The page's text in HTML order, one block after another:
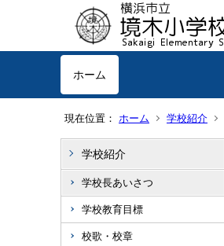
ホーム
現在位置： ホーム 学校紹介
学校紹介
学校長あいさつ
学校教育目標
校歌・校章